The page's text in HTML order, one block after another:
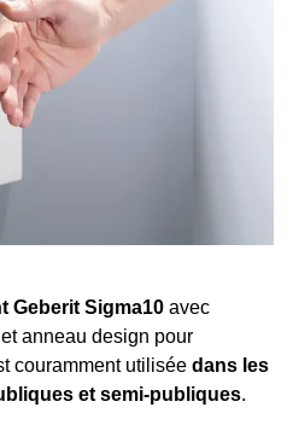
Geberit Sigma10 avec
anneau design pour
couramment utilisée dans les
et semi-publiques.